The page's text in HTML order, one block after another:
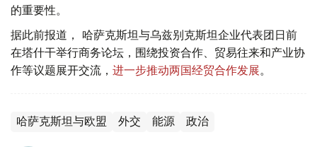
的重要性。
据此前报道， 哈萨克斯坦与乌兹别克斯坦企业代表团日前
在塔什干举行商务论坛，围绕投资合作、贸易往来和产业协
作等议题展开交流， 进一步推动两国经贸合作发展。
哈萨克斯坦与欧盟 外交 能源 政治